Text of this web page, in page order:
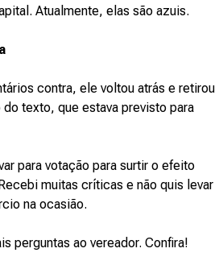
Atualmente, elas são azuis.
contra, ele voltou atrás e retirou
texto, que estava previsto para
para votação para surtir o efeito
muitas críticas e não quis levar
na ocasião.
perguntas ao vereador. Confira!